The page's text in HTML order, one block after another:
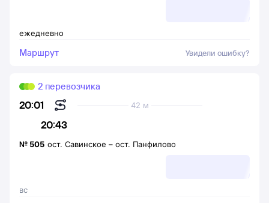
ежедневно
Маршрут Увидели ошибку?
20:01
20:43
42 м
2 перевозчика
вс
№ 505 ост. Савинское – ост. Панфилово